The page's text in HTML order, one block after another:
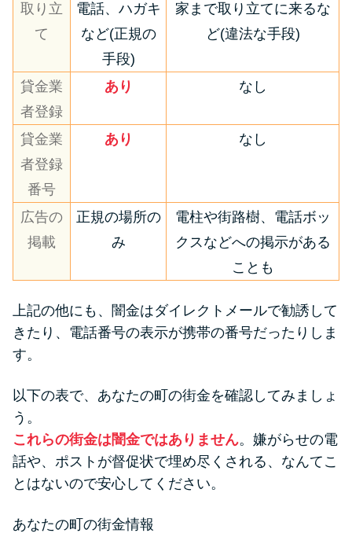
取り立
て
電話、ハガキ
など(正規の
手段)
家まで取り立てに来るな
ど(違法な手段)
貸金業
者登録
あり なし
貸金業
者登録
番号
あり なし
広告の
掲載
正規の場所の
み
電柱や街路樹、電話ボッ
クスなどへの掲示がある
ことも
上記の他にも、闇金はダイレクトメールで勧誘して
きたり、電話番号の表示が携帯の番号だったりしま
す。
以下の表で、あなたの町の街金を確認してみましょ
う。
これらの街金は闇金ではありません。嫌がらせの電
話や、ポストが督促状で埋め尽くされる、なんてこ
とはないので安心してください。
あなたの町の街金情報